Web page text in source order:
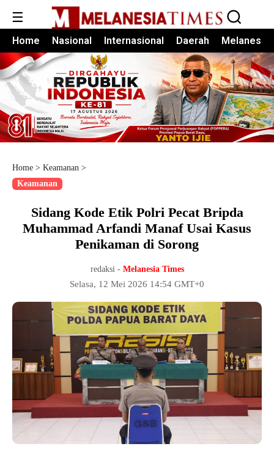
☰
Home Nasional Internasional Daerah Melanesia
Home > Keamanan >
Keamanan
Sidang Kode Etik Polri Pecat Bripda
Muhammad Arfandi Manaf Usai Kasus
Penikaman di Sorong
redaksi - Melanesia Times
Selasa, 12 Mei 2026 14:54 GMT+0